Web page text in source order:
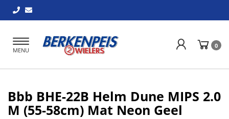
Toggle
navigation
MENU
0
Bbb BHE-22B Helm Dune MIPS 2.0
M (55-58cm) Mat Neon Geel